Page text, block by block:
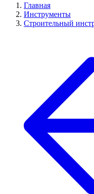
Главная
Инструменты
Строительный